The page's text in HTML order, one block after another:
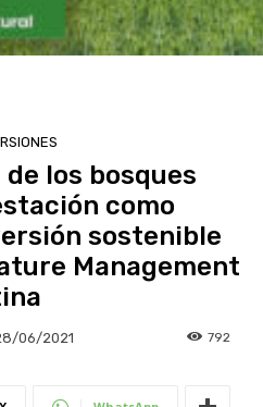
los bosques
como
sostenible
Management
06/2021 792